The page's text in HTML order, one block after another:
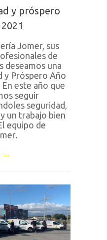
y próspero
Jomer, sus
de
deseamos una
y Próspero Año
este año que
seguir
seguridad,
un trabajo bien
equipo de
→